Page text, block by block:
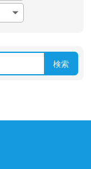
検索